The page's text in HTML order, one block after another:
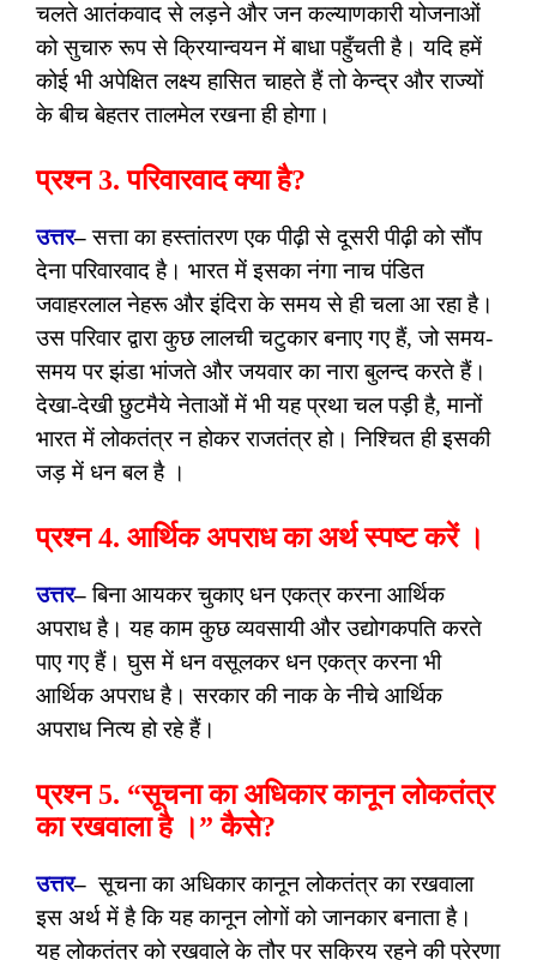
चलते आतंकवाद से लड़ने और जन कल्याणकारी योजनाओं
को सुचारु रूप से क्रियान्वयन में बाधा पहुँचती है। यदि हमें
कोई भी अपेक्षित लक्ष्य हासित चाहते हैं तो केन्द्र और राज्यों
के बीच बेहतर तालमेल रखना ही होगा।
प्रश्न 3. परिवारवाद क्या है?
उत्तर–सत्ता का हस्तांतरण एक पीढ़ी से दूसरी पीढ़ी को सौंप
देना परिवारवाद है। भारत में इसका नंगा नाच पंडित
जवाहरलाल नेहरू और इंदिरा के समय से ही चला आ रहा है।
उस परिवार द्वारा कुछ लालची चटुकार बनाए गए हैं, जो समय-
समय पर झंडा भांजते और जयवार का नारा बुलन्द करते हैं।
देखा-देखी छुटमैये नेताओं में भी यह प्रथा चल पड़ी है, मानों
भारत में लोकतंत्र न होकर राजतंत्र हो। निश्चित ही इसकी
जड़ में धन बल है ।
प्रश्न 4. आर्थिक अपराध का अर्थ स्पष्ट करें ।
उत्तर–बिना आयकर चुकाए धन एकत्र करना आर्थिक
अपराध है। यह काम कुछ व्यवसायी और उद्योगकपति करते
पाए गए हैं। घुस में धन वसूलकर धन एकत्र करना भी
आर्थिक अपराध है। सरकार की नाक के नीचे आर्थिक
अपराध नित्य हो रहे हैं।
प्रश्न 5. “सूचना का अधिकार कानून लोकतंत्र
का रखवाला है ।” कैसे?
उत्तर– सूचना का अधिकार कानून लोकतंत्र का रखवाला
इस अर्थ में है कि यह कानून लोगों को जानकार बनाता है।
यह लोकतंत्र को रखवाले के तौर पर सक्रिय रहने की प्रेरणा